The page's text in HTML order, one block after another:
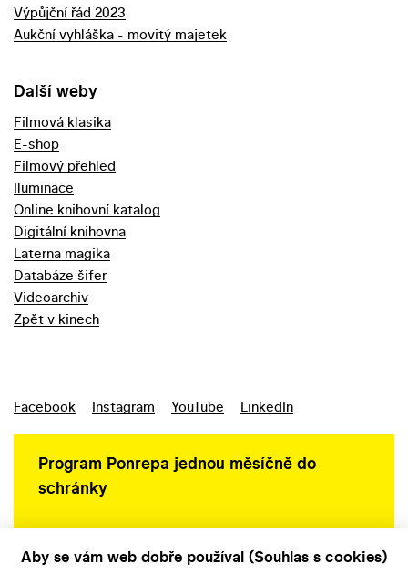
Výpůjční řád 2023
Aukční vyhláška - movitý majetek
Další weby
Filmová klasika
E-shop
Filmový přehled
Iluminace
Online knihovní katalog
Digitální knihovna
Laterna magika
Databáze šifer
Videoarchiv
Zpět v kinech
Facebook Instagram YouTube LinkedIn
Program Ponrepa jednou měsíčně do
schránky
Aby se vám web dobře používal (Souhlas s cookies)